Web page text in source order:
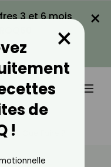
3 et 6 mois
×
Que Faire ?
de
!
×